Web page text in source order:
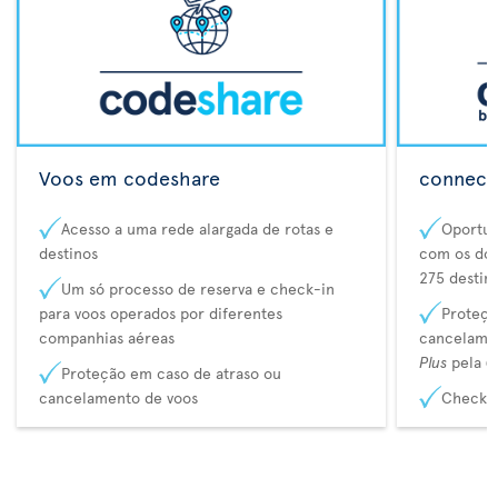
Voos em codeshare
Acesso a uma rede alargada de rotas e
destinos
Um só processo de reserva e check-in
para voos operados por diferentes
companhias aéreas
Proteção em caso de atraso ou
cancelamento de voos
com os
275
Plus pela
Check-